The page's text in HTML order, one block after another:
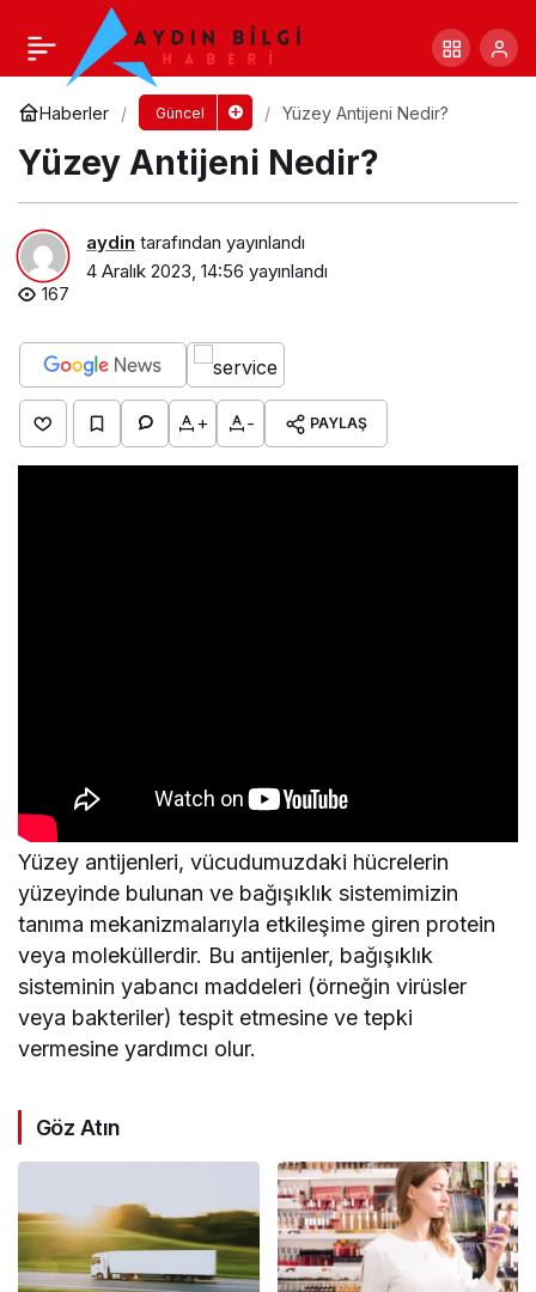
Haberler Güncel Yüzey Antijeni Nedir?
Yüzey Antijeni Nedir?
aydin tarafından yayınlandı
4 Aralık 2023, 14:56 yayınlandı
167
+ - PAYLAŞ
Yüzey antijenleri, vücudumuzdaki hücrelerin
yüzeyinde bulunan ve bağışıklık sistemimizin
tanıma mekanizmalarıyla etkileşime giren protein
veya moleküllerdir. Bu antijenler, bağışıklık
sisteminin yabancı maddeleri (örneğin virüsler
veya bakteriler) tespit etmesine ve tepki
vermesine yardımcı olur.
Göz Atın
Jül Sezar Kimdir? Yorum Yap Paylaş